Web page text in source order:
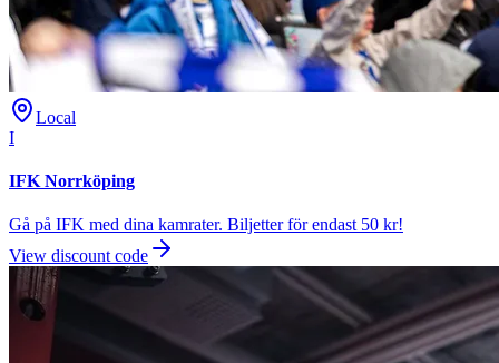
Local
I
IFK Norrköping
Gå på IFK med dina kamrater. Biljetter för endast 50 kr!
View discount code